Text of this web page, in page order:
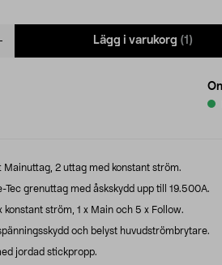
Lägg i varukorg (1)
2 uttag med konstant ström.
Tec grenuttag med åskskydd upp till 19.500A.
ström, 1 x Main och 5 x Follow.
och belyst huvudströmbrytare.
jordad stickpropp.